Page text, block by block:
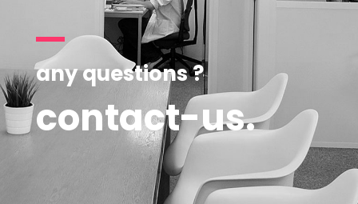
any questions ?
contact-us.